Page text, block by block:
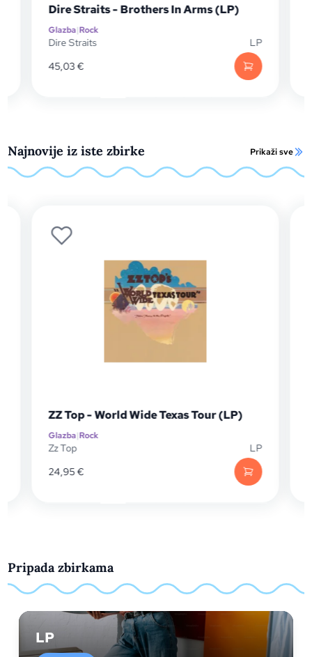
- Brothers In Arms (LP) Dire Straits -
Dire Straits
27,20€
Najnovije iz iste zbirke Prikaži sve
- World Wide Texas Tour (LP) Grateful Dead
Grateful Dead
24,10€
Pripada zbirkama
LP